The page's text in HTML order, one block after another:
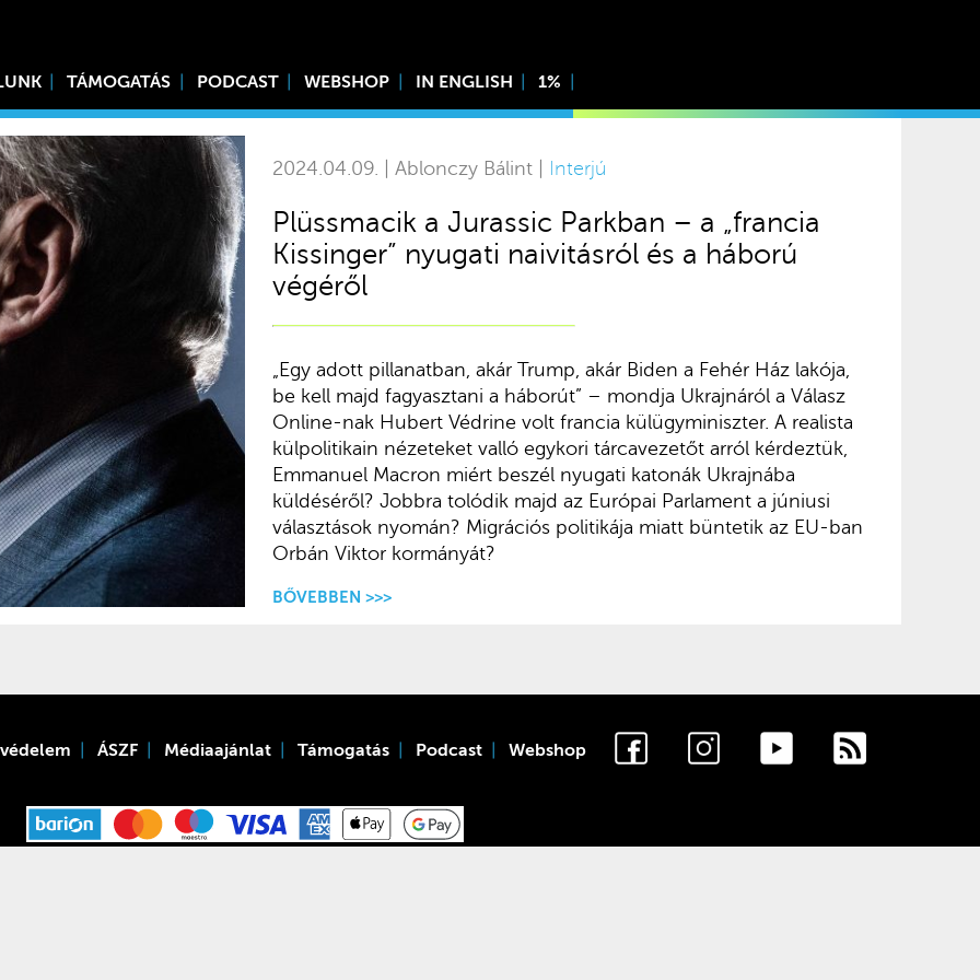
TÁMOGATÁS PODCAST WEBSHOP IN ENGLISH 1%
2024.04.09. | Ablonczy Bálint | Interjú
Plüssmacik a Jurassic Parkban – a „francia
Kissinger” nyugati naivitásról és a háború
végéről
„Egy adott pillanatban, akár Trump, akár Biden a Fehér Ház lakója,
be kell majd fagyasztani a háborút” – mondja Ukrajnáról a Válasz
Online-nak Hubert Védrine volt francia külügyminiszter. A realista
külpolitikain nézeteket valló egykori tárcavezetőt arról kérdeztük,
Emmanuel Macron miért beszél nyugati katonák Ukrajnába
küldéséről? Jobbra tolódik majd az Európai Parlament a júniusi
választások nyomán? Migrációs politikája miatt büntetik az EU-ban
Orbán Viktor kormányát?
BŐVEBBEN >>>
ÁSZF Médiaajánlat Támogatás Podcast Webshop